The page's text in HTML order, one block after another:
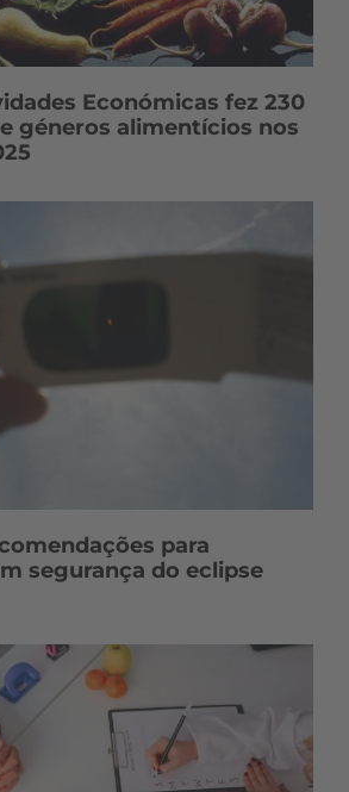
Económicas fez 230
géneros alimentícios nos
para
segurança do eclipse